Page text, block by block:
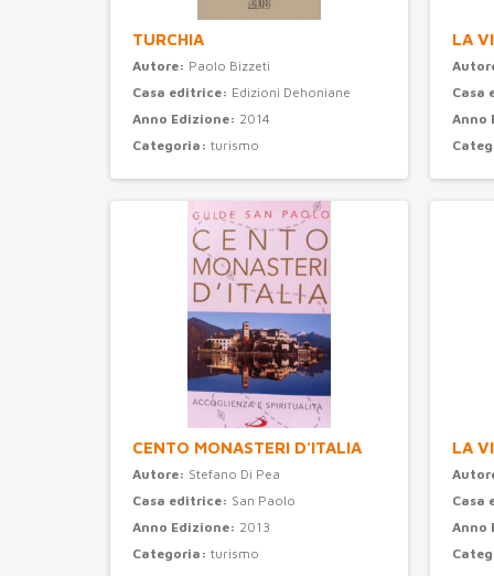
TURCHIA
Autore: Paolo Bizzeti
Casa editrice: Edizioni Dehoniane
Anno Edizione: 2014
Categoria: turismo
LA
Casa
Anno
CENTO MONASTERI D'ITALIA
Autore: Stefano Di Pea
Casa editrice: San Paolo
Anno Edizione: 2013
Categoria: turismo
LA
Casa
Anno